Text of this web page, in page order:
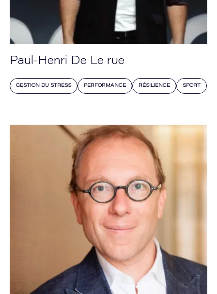
Paul-Henri De Le rue
GESTION DU STRESS PERFORMANCE RÉSILIENCE SPORT